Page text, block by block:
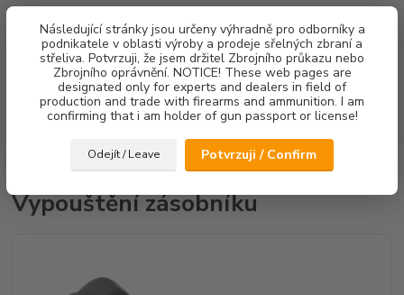
Následující stránky jsou určeny výhradně pro odborníky a
podnikatele v oblasti výroby a prodeje sřelných zbraní a
střeliva. Potvrzuji, že jsem držitel Zbrojního průkazu nebo
Zbrojního oprávnění. NOTICE! These web pages are
designated only for experts and dealers in field of
production and trade with firearms and ammunition. I am
confirming that i am holder of gun passport or license!
Odejít / Leave Potvrzuji / Confirm
Menu
Hledat
za0,00 Kč
Ostatní doplňky Vypouštění zásobníku
Vypouštění zásobníku